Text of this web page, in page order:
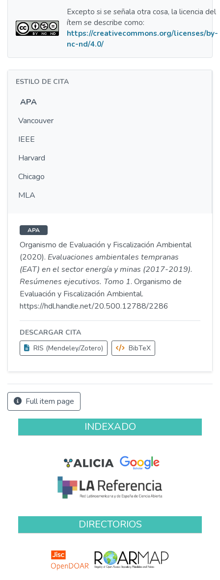
Excepto si se señala otra cosa, la licencia del
ítem se describe como:
https://creativecommons.org/licenses/by-
nc-nd/4.0/
ESTILO DE CITA
APA
Vancouver
IEEE
Harvard
Chicago
MLA
APA
Organismo de Evaluación y Fiscalización Ambiental
(2020). Evaluaciones ambientales tempranas
(EAT) en el sector energía y minas (2017-2019).
Resúmenes ejecutivos. Tomo 1. Organismo de
Evaluación y Fiscalización Ambiental.
https://hdl.handle.net/20.500.12788/2286
DESCARGAR CITA
RIS (Mendeley/Zotero)
BibTeX
Full item page
INDEXADO
DIRECTORIOS